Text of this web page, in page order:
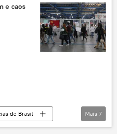
Paulo
(CPTM)
e caos
do Brasil
Mais 7